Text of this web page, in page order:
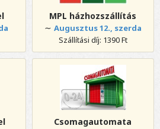
MPL házhozszállítás
∼ Augusztus 12., szerda
Szállítási díj: 1390 Ft
Csomagautomata